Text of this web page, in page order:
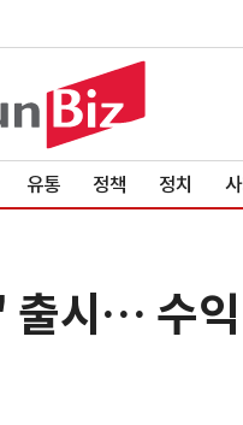
유통 정책 정치
출시… 수